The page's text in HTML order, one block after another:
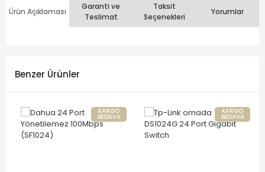
Ürün Açıklaması
Garanti ve
Teslimat
Taksit
Seçenekleri
Yorumlar
Benzer Ürünler
KARGO
BEDAVA
KARGO
BEDAVA